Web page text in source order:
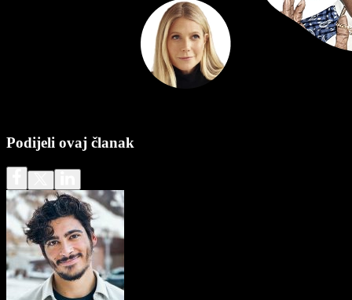
Podijeli ovaj članak